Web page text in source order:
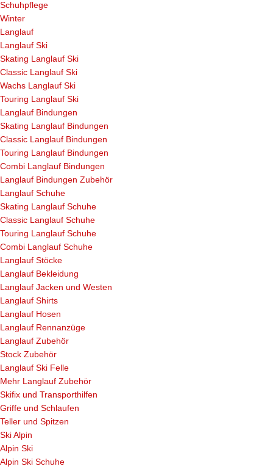
Schuhpflege
Winter
Langlauf
Langlauf Ski
Skating Langlauf Ski
Classic Langlauf Ski
Wachs Langlauf Ski
Touring Langlauf Ski
Langlauf Bindungen
Skating Langlauf Bindungen
Classic Langlauf Bindungen
Touring Langlauf Bindungen
Combi Langlauf Bindungen
Langlauf Bindungen Zubehör
Langlauf Schuhe
Skating Langlauf Schuhe
Classic Langlauf Schuhe
Touring Langlauf Schuhe
Combi Langlauf Schuhe
Langlauf Stöcke
Langlauf Bekleidung
Langlauf Jacken und Westen
Langlauf Shirts
Langlauf Hosen
Langlauf Rennanzüge
Langlauf Zubehör
Stock Zubehör
Langlauf Ski Felle
Mehr Langlauf Zubehör
Skifix und Transporthilfen
Griffe und Schlaufen
Teller und Spitzen
Ski Alpin
Alpin Ski
Alpin Ski Schuhe